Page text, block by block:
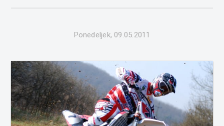
Ponedeljek, 09.05.2011